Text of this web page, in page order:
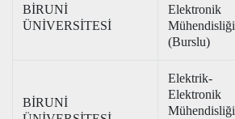
BİRUNİ
ÜNİVERSİTESİ
Elektronik
Mühendisliği
(Burslu)
BİRUNİ
Elektrik-
Elektronik
Mühendisliği